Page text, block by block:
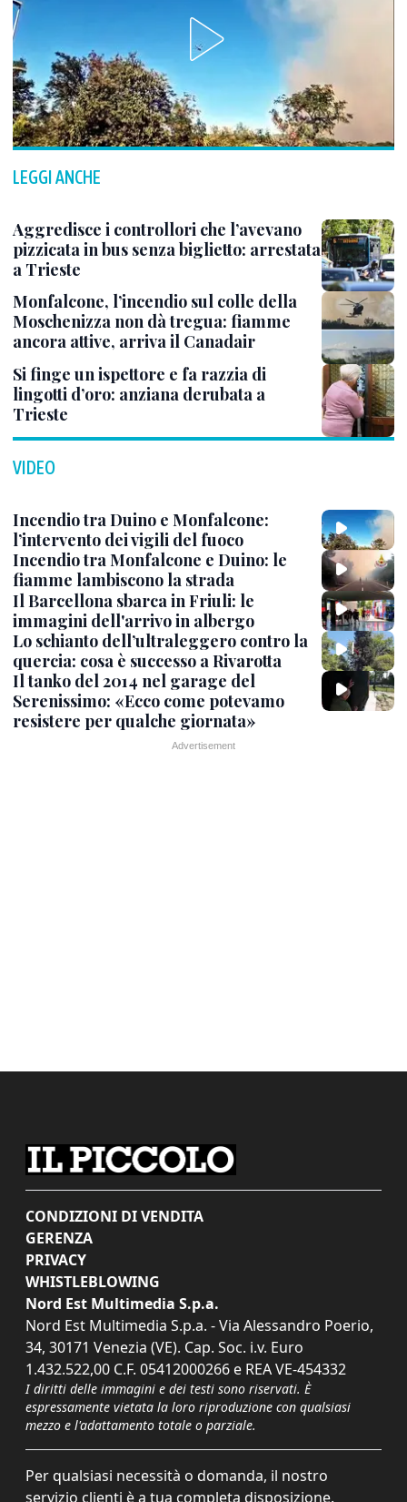
LEGGI ANCHE
Aggredisce i controllori che l’avevano
pizzicata in bus senza biglietto: arrestata
a Trieste
Monfalcone, l’incendio sul colle della
Moschenizza non dà tregua: fiamme
ancora attive, arriva il Canadair
Si finge un ispettore e fa razzia di
lingotti d’oro: anziana derubata a
Trieste
VIDEO
Incendio tra Duino e Monfalcone:
l’intervento dei vigili del fuoco
Incendio tra Monfalcone e Duino: le
fiamme lambiscono la strada
Il Barcellona sbarca in Friuli: le
immagini dell'arrivo in albergo
Lo schianto dell’ultraleggero contro la
quercia: cosa è successo a Rivarotta
Il tanko del 2014 nel garage del
Serenissimo: «Ecco come potevamo
resistere per qualche giornata»
CONDIZIONI DI VENDITA
GERENZA
PRIVACY
WHISTLEBLOWING
Nord Est Multimedia S.p.a.
Nord Est Multimedia S.p.a. - Via Alessandro Poerio,
34, 30171 Venezia (VE). Cap. Soc. i.v. Euro
1.432.522,00 C.F. 05412000266 e REA VE-454332
I diritti delle immagini e dei testi sono riservati. È
espressamente vietata la loro riproduzione con qualsiasi
mezzo e l'adattamento totale o parziale.
Per qualsiasi necessità o domanda, il nostro
servizio clienti è a tua completa disposizione.